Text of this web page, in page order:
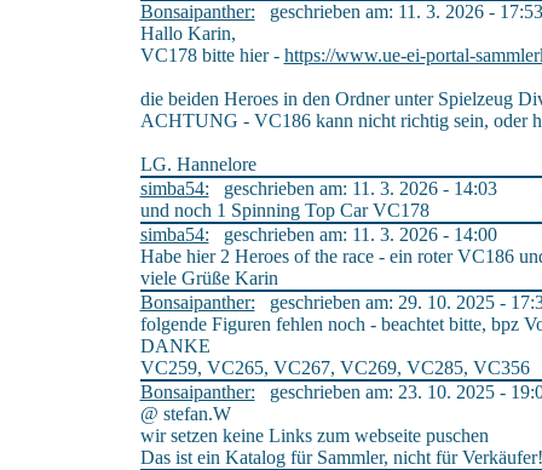
Bonsaipanther: geschrieben am: 11. 3. 2026 - 17:53
Hallo Karin,
VC178 bitte hier - https://www.ue-ei-portal-
die beiden Heroes in den Ordner unter Spielzeug
ACHTUNG - VC186 kann nicht richtig sein, oder
LG. Hannelore
simba54: geschrieben am: 11. 3. 2026 - 14:03
und noch 1 Spinning Top Car VC178
simba54: geschrieben am: 11. 3. 2026 - 14:00
Habe hier 2 Heroes of the race - ein roter VC186
viele Grüße Karin
Bonsaipanther: geschrieben am: 29. 10. 2025 -
folgende Figuren fehlen noch - beachtet bitte, bpz
DANKE
VC259, VC265, VC267, VC269, VC285, VC356
Bonsaipanther: geschrieben am: 23. 10. 2025 -
@ stefan.W
wir setzen keine Links zum webseite puschen
Das ist ein Katalog für Sammler, nicht für Verkäufer!